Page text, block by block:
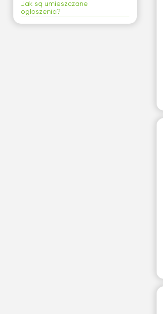
Jak są umieszczane
ogłoszenia?